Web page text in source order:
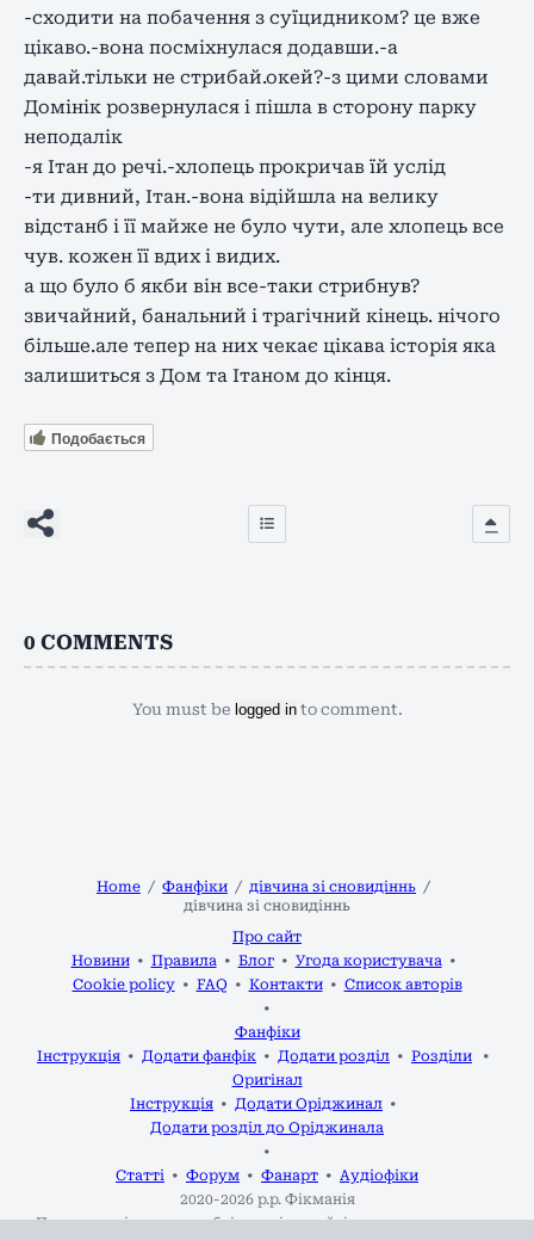
-сходити на побачення з суїцидником? це вже
цікаво.-вона посміхнулася додавши.-а
давай.тільки не стрибай.окей?-з цими словами
Домінік розвернулася і пішла в сторону парку
неподалік
-я Ітан до речі.-хлопець прокричав їй услід
-ти дивний, Ітан.-вона відійшла на велику
відстанб і її майже не було чути, але хлопець все
чув. кожен її вдих і видих.
а що було б якби він все-таки стрибнув?
звичайний, банальний і трагічний кінець. нічого
більше.але тепер на них чекає цікава історія яка
залишиться з Дом та Ітаном до кінця.
Подобається
0 COMMENTS
You must be logged into comment.
Home Фанфіки
дівчина зі сновидіннь
дівчина зі сновидіннь
Про сайт
Новини
Правила Блог
Угода користувача
Cookie policy
FAQ Контакти Список авторів
Фанфіки
Інструкція
Додати фанфік Додати розділ
Розділи
Оригінал
Інструкція
Додати Оріджинал
Додати розділ до Оріджинала
Статті Форум Фанарт
Аудіофіки
2020-2026 р.р. Фікманія
Права на всі твори, опубліковані на сайті, належать авторам.